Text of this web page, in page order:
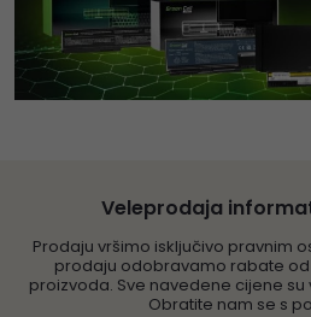
Veleprodaja
Prodaju vršimo isključivo pravnim
prodaju odobravamo rabate od
proizvoda. Sve navedene cijene
Obratite nam se s